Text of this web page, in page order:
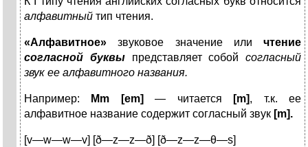
алфа­витный тип чтения.
«Алфавитное» звуковое значение или чтение
согласной буквы
представляет собой согласный
звук ее алфавитного названия.
Например: Mm [em] — читается [m], т.к. ее
алфавитное на­звание содержит согласный звук [m].
[v—w—w—v] [ð—z—z—ð] [ð—z—z—θ—s]